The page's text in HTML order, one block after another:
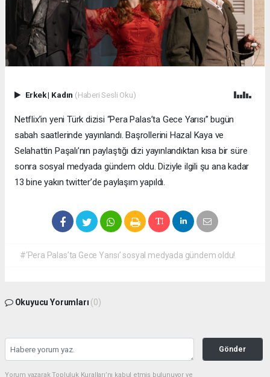
Erkek| Kadın (Haberi Sesli Oku)
Netflix’in yeni Türk dizisi “Pera Palas’ta Gece Yarısı” bugün
sabah saatlerinde yayınlandı. Başrollerini Hazal Kaya ve
Selahattin Paşalı’nın paylaştığı dizi yayınlandıktan kısa bir süre
sonra sosyal medyada gündem oldu. Diziyle ilgili şu ana kadar
13 bine yakın twitter’de paylaşım yapıldı.
#‘Pera Palas’ta Gece Yarısı’ sosyal medyada gündem oldu!
Okuyucu Yorumları (0)
Gönder
Yorum yazarak Topluluk Kuralları’nı kabul etmiş bulunuyor ve